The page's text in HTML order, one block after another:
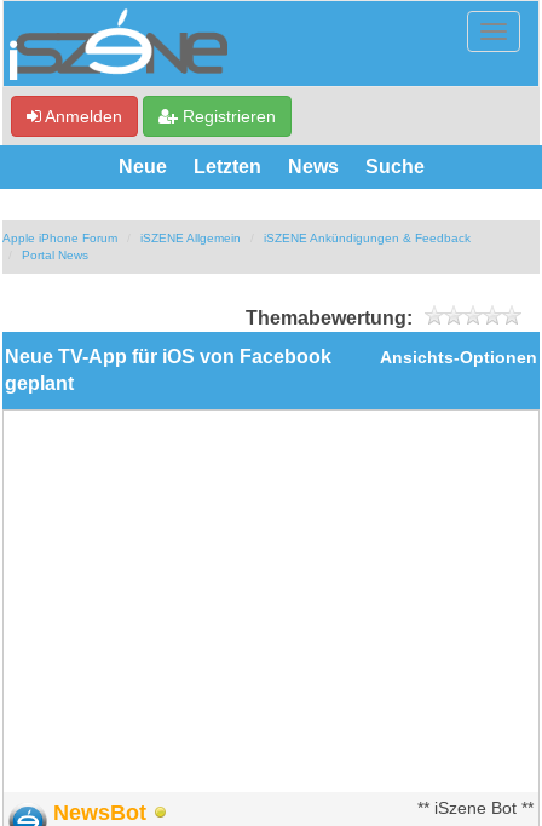
Anmelden Registrieren
Neue Letzten News Suche
Apple iPhone Forum iSZENE Allgemein
iSZENE Ankündigungen & Feedback
Portal News
Themabewertung:
Ansichts-Optionen
Neue TV-App für iOS von Facebook
geplant
NewsBot ** iSzene Bot **